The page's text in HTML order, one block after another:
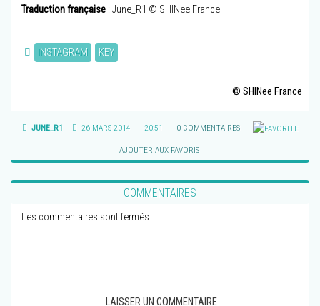
Traduction française : June_R1 © SHINee France
INSTAGRAM KEY
© SHINee France
JUNE_R1 26 MARS 2014 20:51 0 COMMENTAIRES
AJOUTER AUX FAVORIS
COMMENTAIRES
Les commentaires sont fermés.
LAISSER UN COMMENTAIRE